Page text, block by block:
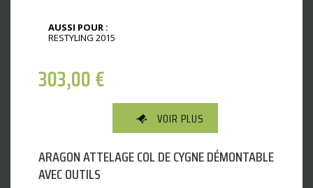
AUSSI POUR :
RESTYLING 2015
303,00€
VOIR PLUS
ARAGON ATTELAGE COL DE CYGNE DÉMONTABLE
AVEC OUTILS